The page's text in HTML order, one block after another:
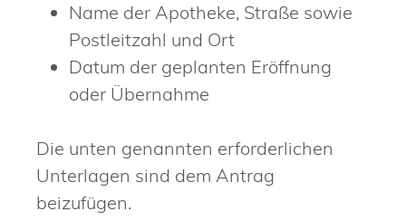
Name der Apotheke, Straße sowie
Postleitzahl und Ort
Datum der geplanten Eröffnung
oder Übernahme
Die unten genannten erforderlichen
Unterlagen sind dem Antrag
beizufügen.